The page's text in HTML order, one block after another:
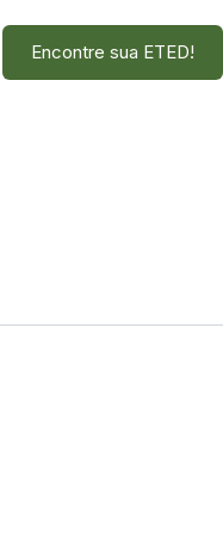
Encontre sua ETED!